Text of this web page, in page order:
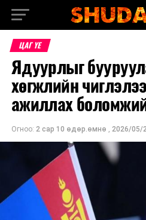
ЦАГ ҮЕ
Ядуурлыг
хөгжлийн
ажиллах
Огноо: 2 сар 10 өдөр.өмнө , 2026/05/